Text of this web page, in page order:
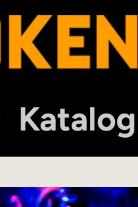
Katalog